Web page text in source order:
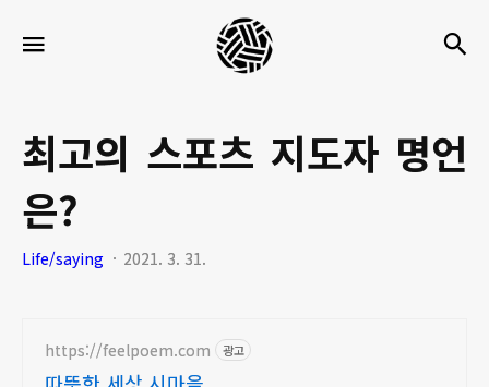
세
팍
크
로
최고의 스포츠 지도자 명언
은?
Life/saying 2021. 3. 31.
https://feelpoem.com 광고